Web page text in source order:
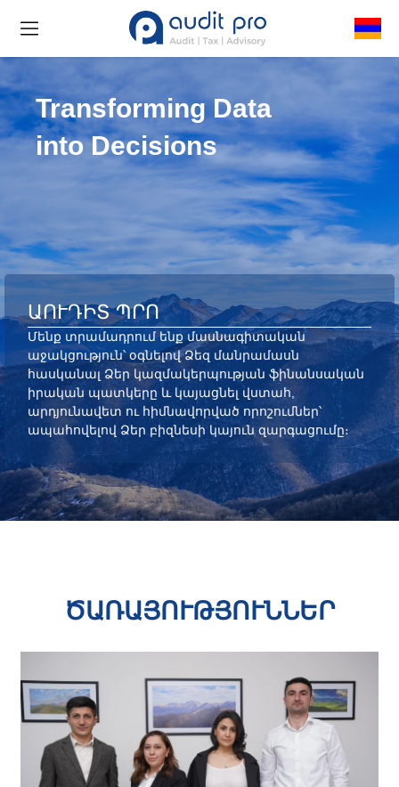
Transforming Data
into Decisions
ԱՈՒԴԻՏ ՊՐՈ
Մենք տրամադրում ենք մասնագիտական
աջակցություն՝ օգնելով Ձեզ մանրամասն
հասկանալ Ձեր կազմակերպության ֆինանսական
իրական պատկերը և կայացնել վստահ,
արդյունավետ ու հիմնավորված որոշումներ՝
ապահովելով Ձեր բիզնեսի կայուն զարգացումը։
ԾԱՌԱՅՈՒԹՅՈՒՆՆԵՐ